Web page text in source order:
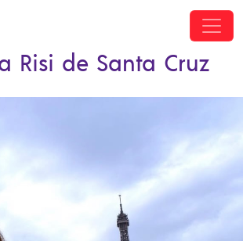
Risi de Santa Cruz